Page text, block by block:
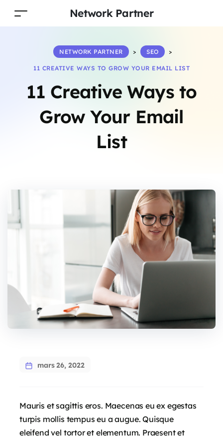
Network Partner
11 Creative Ways to
Grow Your Email
List
NETWORK PARTNER > SEO >
11 CREATIVE WAYS TO GROW YOUR EMAIL LIST
mars 26, 2022
Mauris et sagittis eros. Maecenas eu ex egestas
turpis mollis tempus eu a augue. Quisque
eleifend vel tortor et elementum. Praesent et